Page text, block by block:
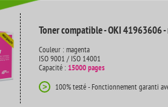
Toner compatible - OKI 41963606
Couleur : magenta
ISO 9001 / ISO 14001
Capacité : 15000 pages
> 100% testé - Fonctionnement garanti